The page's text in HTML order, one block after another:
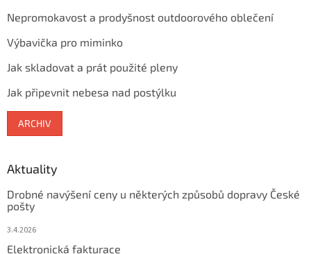
Nepromokavost a prodyšnost outdoorového oblečení
Výbavička pro miminko
Jak skladovat a prát použité pleny
Jak připevnit nebesa nad postýlku
ARCHIV
Aktuality
Drobné navýšení ceny u některých způsobů dopravy České
pošty
3.4.2026
Elektronická fakturace